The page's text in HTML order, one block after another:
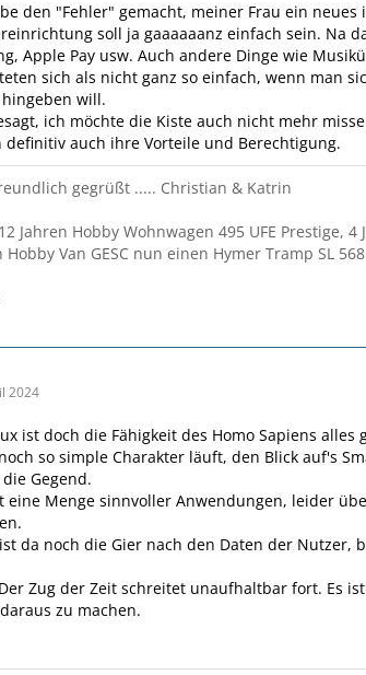
den "Fehler" gemacht, meiner Frau ein neues
soll ja gaaaaaanz einfach sein. Na
Apple Pay usw. Auch andere Dinge wie
sich als nicht ganz so einfach, wenn man
will.
ich möchte die Kiste auch nicht mehr
definitiv auch ihre Vorteile und Berechtigung.
gegrüßt ..... Christian & Katrin
Jahren Hobby Wohnwagen 495 UFE Prestige, 4
Hobby Van GESC nun einen Hymer Tramp SL 568
2024
ist doch die Fähigkeit des Homo Sapiens
so simple Charakter läuft, den Blick auf's
Gegend.
eine Menge sinnvoller Anwendungen, leider
da noch die Gier nach den Daten der Nutzer,
Zug der Zeit schreitet unaufhaltbar fort. Es
zu machen.